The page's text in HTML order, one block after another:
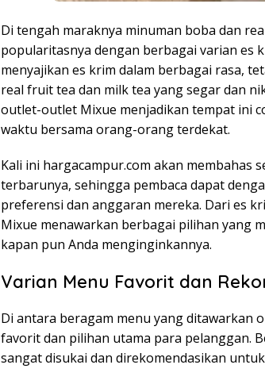
Di tengah maraknya minuman boba dan
popularitasnya dengan berbagai varian es
menyajikan es krim dalam berbagai rasa,
real fruit tea dan milk tea yang segar dan
outlet-outlet Mixue menjadikan tempat ini
waktu bersama orang-orang terdekat.
Kali ini hargacampur.com akan membahas
terbarunya, sehingga pembaca dapat
preferensi dan anggaran mereka. Dari es
Mixue menawarkan berbagai pilihan yang
kapan pun Anda menginginkannya.
Varian Menu Favorit dan
Di antara beragam menu yang ditawarkan
favorit dan pilihan utama para pelanggan.
sangat disukai dan direkomendasikan